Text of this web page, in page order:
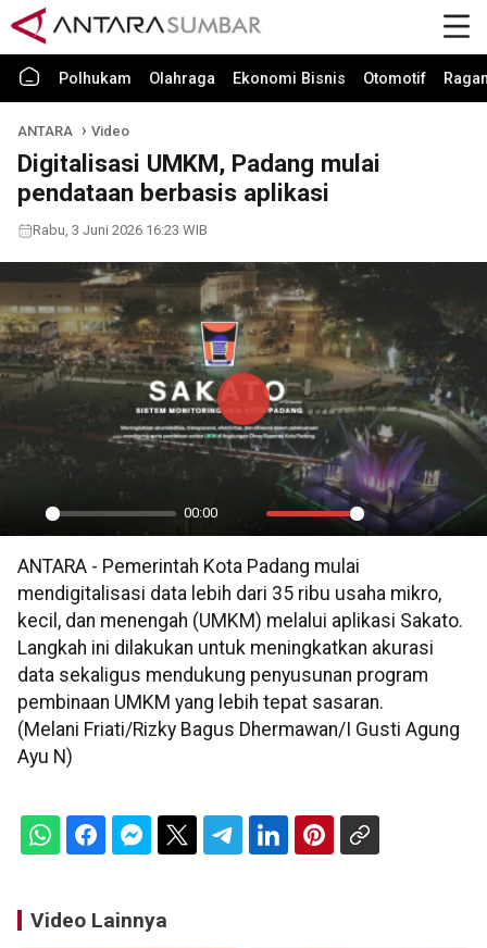
Polhukam Olahraga Ekonomi Bisnis Otomotif
ANTARA Video
Digitalisasi UMKM, Padang mulai
pendataan berbasis aplikasi
Rabu, 3 Juni 2026 16:23 WIB
Play
00:00
Mute Settings
PIP
Play
ANTARA - Pemerintah Kota Padang mulai
mendigitalisasi data lebih dari 35 ribu usaha mikro,
kecil, dan menengah (UMKM) melalui aplikasi Sakato.
Langkah ini dilakukan untuk meningkatkan akurasi
data sekaligus mendukung penyusunan program
pembinaan UMKM yang lebih tepat sasaran.
(Melani Friati/Rizky Bagus Dhermawan/I Gusti Agung
Ayu N)
Video Lainnya